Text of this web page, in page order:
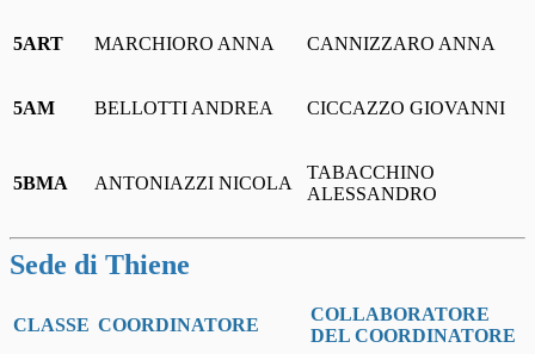
5ART MARCHIORO ANNA CANNIZZARO ANNA
5AM BELLOTTI ANDREA CICCAZZO GIOVANNI
5BMA ANTONIAZZI NICOLA
TABACCHINO
ALESSANDRO
Sede di Thiene
CLASSE COORDINATORE
COLLABORATORE
DEL COORDINATORE